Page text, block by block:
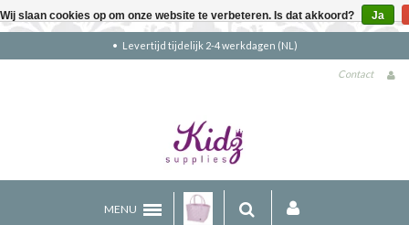
Levertijd tijdelijk 2-4 werkdagen (NL)
Contact
MENU
Wij slaan cookies op om onze website te verbeteren. Is dat akkoord? Ja